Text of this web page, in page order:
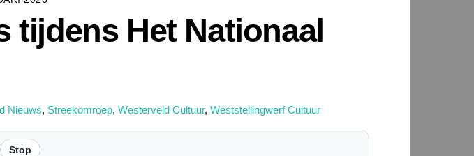
tijdens Het Nationaal
Nieuws, Streekomroep, Westerveld Cultuur, Weststellingwerf Cultuur
Stop